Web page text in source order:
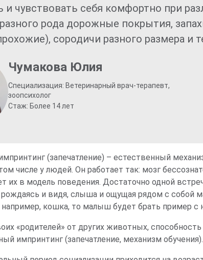
и чувствовать себя комфортно при
рода дорожные покрытия,
сородичи разного размера и
Чумакова Юлия
Специализация: Ветеринарный врач-терапевт,
зоопсихолог
Стаж: Более 14 лет
(запечатление) – естественный
числе у людей. Он работает так: мозг
их в модель поведения. Достаточно одной
и видя, слыша и ощущая рядом с собой
кошка, то малыш будет брать пример с
«родителей» от других животных,
импринтинг (запечатление, механизм обучения).